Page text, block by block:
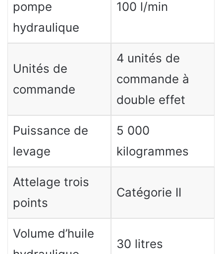
pompe
hydraulique
100 l/min
Unités de
commande
4 unités de
commande à
double effet
Puissance de
levage
5 000
kilogrammes
Attelage trois
points
Catégorie II
Volume d’huile
30 litres